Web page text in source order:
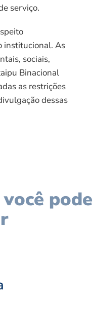
serviço.
institucional. As
sociais,
Binacional
as restrições
dessas
pode